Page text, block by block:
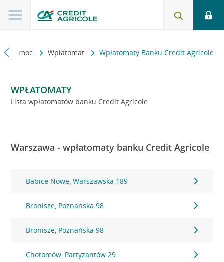
i pomoc Wpłatomat Wpłatomaty Banku Credit Agricole
WPŁATOMATY
Lista wpłatomatów banku Credit Agricole
Warszawa - wpłatomaty banku Credit Agricole
Babice Nowe, Warszawska 189
Bronisze, Poznańska 98
Bronisze, Poznańska 98
Chotomów, Partyzantów 29